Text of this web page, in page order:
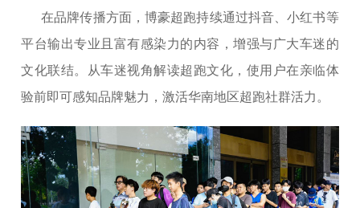
在品牌传播方面，博豪超跑持续通过抖音、小红书等
平台输出专业且富有感染力的内容，增强与广大车迷的
文化联结。从车迷视角解读超跑文化，使用户在亲临体
验前即可感知品牌魅力，激活华南地区超跑社群活力。